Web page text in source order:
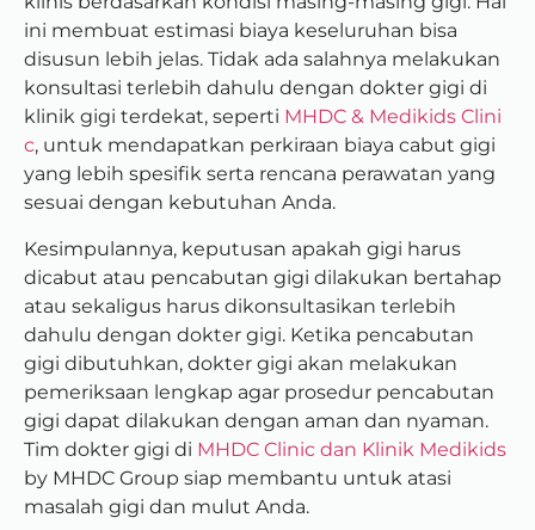
ini membuat estimasi biaya keseluruhan bisa
disusun lebih jelas. Tidak ada salahnya melakukan
konsultasi terlebih dahulu dengan dokter gigi di
klinik gigi terdekat, seperti MHDC & Medikids Clini
c, untuk mendapatkan perkiraan biaya cabut gigi
yang lebih spesifik serta rencana perawatan yang
sesuai dengan kebutuhan Anda.
Kesimpulannya, keputusan apakah gigi harus
dicabut atau pencabutan gigi dilakukan bertahap
atau sekaligus harus dikonsultasikan terlebih
dahulu dengan dokter gigi. Ketika pencabutan
gigi dibutuhkan, dokter gigi akan melakukan
pemeriksaan lengkap agar prosedur pencabutan
gigi dapat dilakukan dengan aman dan nyaman.
Tim dokter gigi di MHDC Clinic dan Klinik Medikids
by MHDC Group siap membantu untuk atasi
masalah gigi dan mulut Anda.